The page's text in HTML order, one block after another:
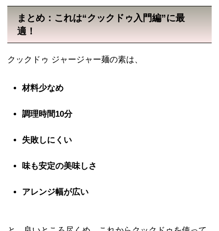
まとめ：これは“クックドゥ入門編”に最
適！
クックドゥ ジャージャー麺の素は、
材料少なめ
調理時間10分
失敗しにくい
味も安定の美味しさ
アレンジ幅が広い